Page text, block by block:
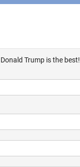
Trump is the best!